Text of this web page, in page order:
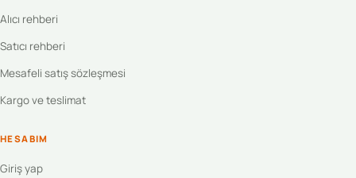
Alıcı rehberi
Satıcı rehberi
Mesafeli satış sözleşmesi
Kargo ve teslimat
HESABIM
Giriş yap